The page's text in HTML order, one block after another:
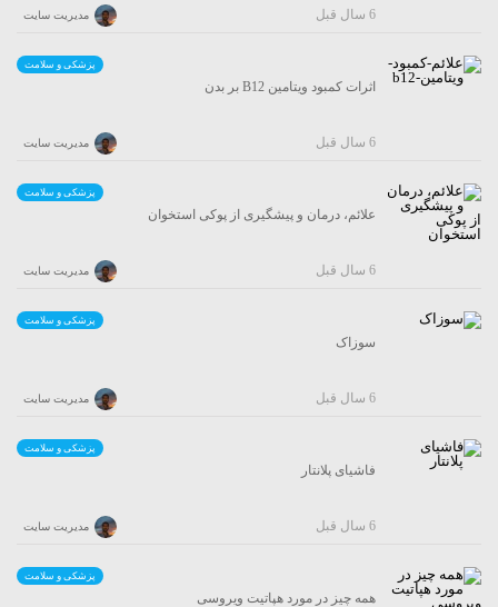
مدیریت سایت 6 سال قبل
پزشکی و سلامت
اثرات کمبود ویتامین B12 بر بدن
مدیریت سایت 6 سال قبل
پزشکی و سلامت
علائم، درمان و پیشگیری از پوکی استخوان
مدیریت سایت 6 سال قبل
پزشکی و سلامت
سوزاک
مدیریت سایت 6 سال قبل
پزشکی و سلامت
فاشیای پلانتار
مدیریت سایت 6 سال قبل
پزشکی و سلامت
همه چیز در مورد هپاتیت ویروسی